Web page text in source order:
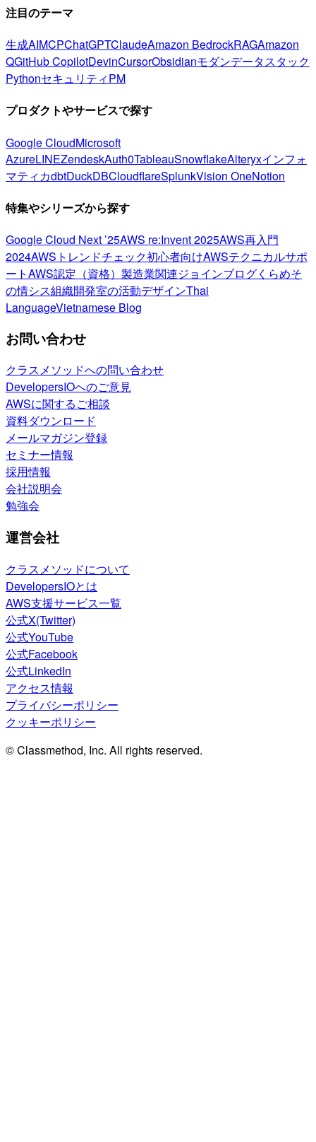
注目のテーマ
生成AIMCPChatGPTClaudeAmazon BedrockRAGAmazon
QGitHub CopilotDevinCursorObsidianモダンデータスタック
PythonセキュリティPM
プロダクトやサービスで探す
Google CloudMicrosoft
AzureLINEZendeskAuth0TableauSnowflakeAlteryxインフォ
マティカdbtDuckDBCloudflareSplunkVision OneNotion
特集やシリーズから探す
Google Cloud Next ’25AWS re:Invent 2025AWS再入門
2024AWSトレンドチェック初心者向けAWSテクニカルサポ
ートAWS認定（資格） 製造業関連ジョインブログくらめそ
の情シス組織開発室の活動デザインThai
LanguageVietnamese Blog
お問い合わせ
クラスメソッドへの問い合わせ
DevelopersIOへのご意見
AWSに関するご相談
資料ダウンロード
メールマガジン登録
セミナー情報
採用情報
会社説明会
勉強会
運営会社
クラスメソッドについて
DevelopersIOとは
AWS支援サービス一覧
公式X(Twitter)
公式YouTube
公式Facebook
公式LinkedIn
アクセス情報
プライバシーポリシー
クッキーポリシー
© Classmethod, Inc. All rights reserved.